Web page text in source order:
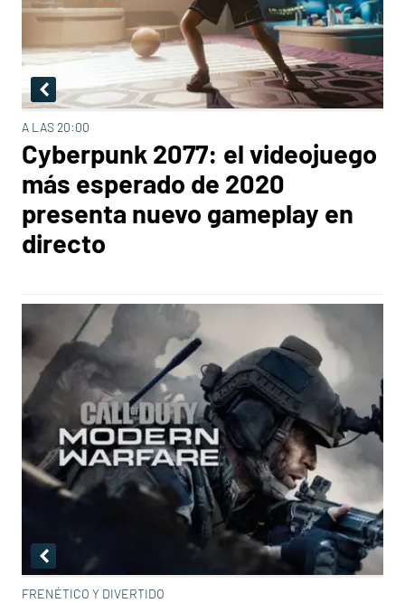
A LAS 20:00
Cyberpunk 2077: el videojuego
más esperado de 2020
presenta nuevo gameplay en
directo
FRENÉTICO Y DIVERTIDO